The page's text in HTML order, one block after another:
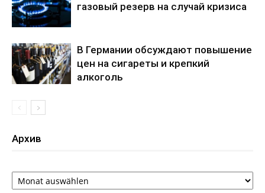
газовый резерв на случай кризиса
В Германии обсуждают повышение
цен на сигареты и крепкий
алкоголь
Архив
Архив